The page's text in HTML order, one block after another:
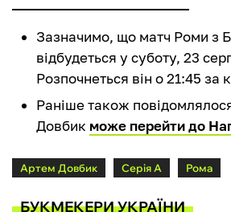
Зазначимо, що матч Роми з
відбудеться у суботу, 23
Розпочнеться він о 21:45 за
Раніше також
Довбик може перейти до
Артем Довбик Серія А Рома
БУКМЕКЕРИ УКРАЇНИ